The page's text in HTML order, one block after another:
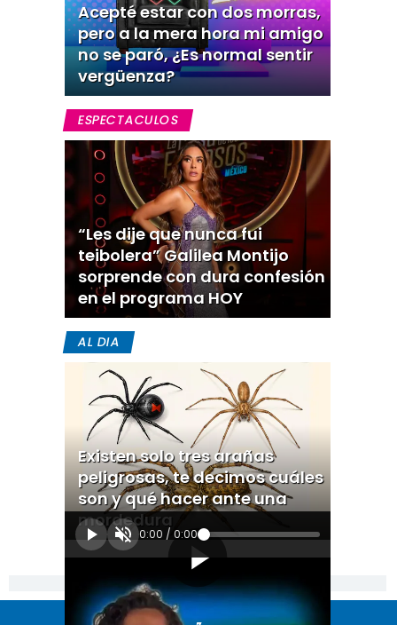
Acepté estar con dos morras,
pero a la mera hora mi amigo
no se paró, ¿Es normal sentir
vergüenza?
ESPECTACULOS
“Les dije que nunca fui
teibolera” Galilea Montijo
sorprende con dura confesión
en el programa HOY
AL DIA
Existen solo tres arañas
peligrosas, te decimos cuáles
son y qué hacer ante una
mordedura
0:00 / 0:00
[Publicidad]